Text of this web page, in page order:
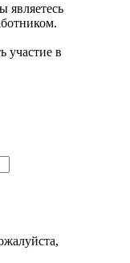
являетесь
участие в